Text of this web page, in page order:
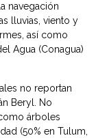
navegación
lluvias, viento y
así como
Agua (Conagua)
no reportan
Beryl. No
árboles
(50% en Tulum,